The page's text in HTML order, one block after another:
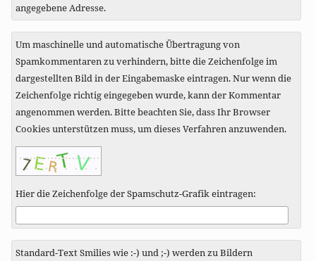
angegebene Adresse.
Um maschinelle und automatische Übertragung von
Spamkommentaren zu verhindern, bitte die Zeichenfolge im
dargestellten Bild in der Eingabemaske eintragen. Nur wenn die
Zeichenfolge richtig eingegeben wurde, kann der Kommentar
angenommen werden. Bitte beachten Sie, dass Ihr Browser
Cookies unterstützen muss, um dieses Verfahren anzuwenden.
Hier die Zeichenfolge der Spamschutz-Grafik eintragen:
Standard-Text Smilies wie :-) und ;-) werden zu Bildern